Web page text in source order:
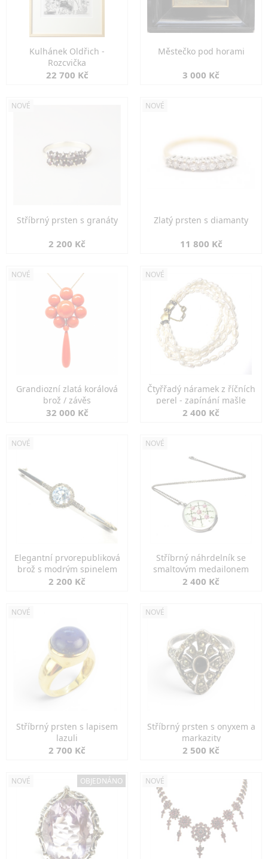
Kulhánek Oldřich -
Rozcvička
22 700 Kč
Městečko pod horami
3 000 Kč
NOVÉ
Stříbrný prsten s granáty
2 200 Kč
NOVÉ
Zlatý prsten s diamanty
11 800 Kč
NOVÉ
Grandiozní zlatá korálová
brož / závěs
32 000 Kč
NOVÉ
Čtyřřadý náramek z říčních
perel - zapínání mašle
2 400 Kč
NOVÉ
Elegantní prvorepubliková
brož s modrým spinelem
2 200 Kč
NOVÉ
Stříbrný náhrdelník se
smaltovým medailonem
2 400 Kč
NOVÉ
Stříbrný prsten s lapisem
lazuli
2 700 Kč
NOVÉ
Stříbrný prsten s onyxem a
markazity
2 500 Kč
NOVÉ OBJEDNÁNO NOVÉ